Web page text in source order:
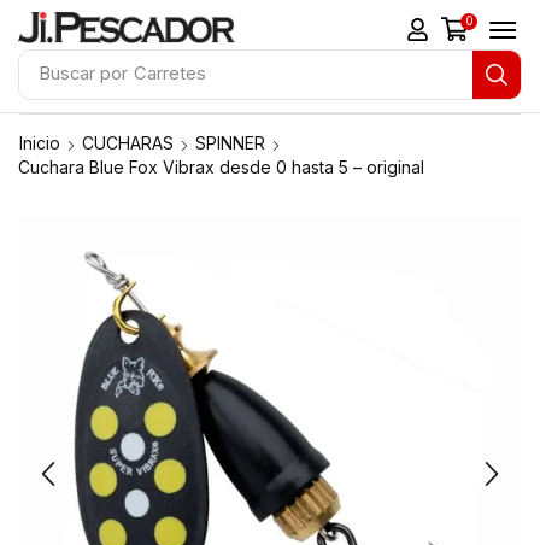
Buscar por Carretes
0
Inicio CUCHARAS
SPINNER
Cuchara Blue Fox Vibrax desde 0 hasta 5 – original